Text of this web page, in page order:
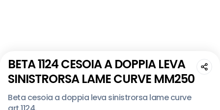
BETA 1124 CESOIA A DOPPIA LEVA
SINISTRORSA LAME CURVE MM250
Beta cesoia a doppia leva sinistrorsa lame curve